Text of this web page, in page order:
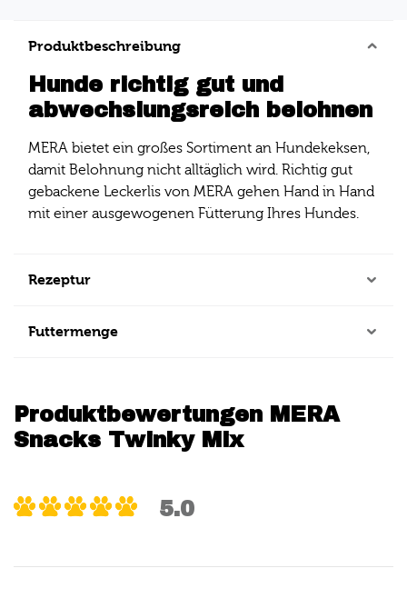
Produktbeschreibung
Hunde richtig gut und
abwechslungsreich belohnen
MERA bietet ein großes Sortiment an Hundekeksen,
damit Belohnung nicht alltäglich wird. Richtig gut
gebackene Leckerlis von MERA gehen Hand in Hand
mit einer ausgewogenen Fütterung Ihres Hundes.
Rezeptur
Futtermenge
Produktbewertungen MERA
Snacks Twinky Mix
5.0